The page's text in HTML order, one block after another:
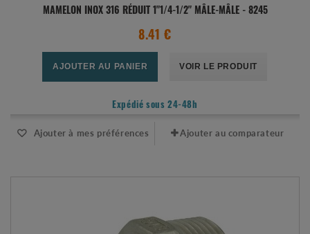
MAMELON INOX 316 RÉDUIT 1"1/4-1/2" MÂLE-MÂLE - 8245
8.41 €
AJOUTER AU PANIER VOIR LE PRODUIT
Expédié sous 24-48h
Ajouter à mes préférences Ajouter au comparateur